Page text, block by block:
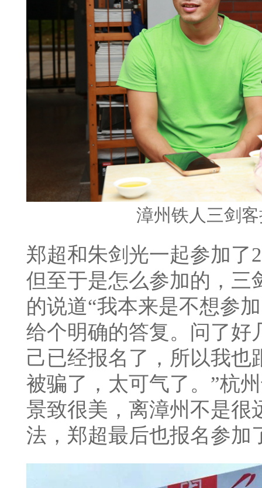
漳州铁人三剑
郑超和朱剑光一起参加了
但至于是怎么参加的，三
的说道“我本来是不想参
给个明确的答复。问了好
己已经报名了，所以我也
被骗了，太可气了。”杭
景致很美，离漳州不是很
法，郑超最后也报名参加